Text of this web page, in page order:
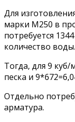
Для
марки М250 в
потребуется
количество воды.
Тогда, для 9 куб/
песка и
Отдельно
арматура.